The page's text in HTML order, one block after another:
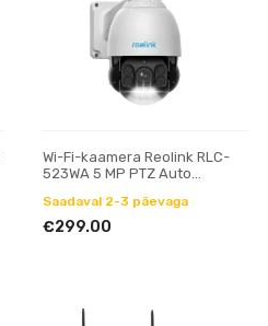
Wi-Fi-kaamera Reolink RLC-
523WA 5 MP PTZ Auto
Saadaval 2-3 päevaga
€299.00